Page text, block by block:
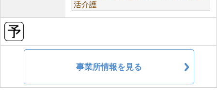
活介護
事業所情報を見る